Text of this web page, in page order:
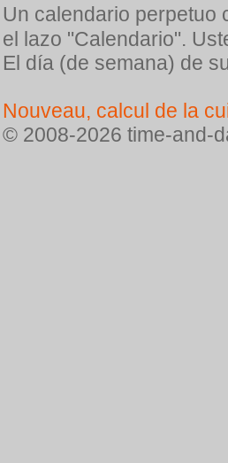
Un calendario
el lazo "Calendario".
El día (de semana) de
Nouveau, calcul de la
© 2008-2026 time-and-